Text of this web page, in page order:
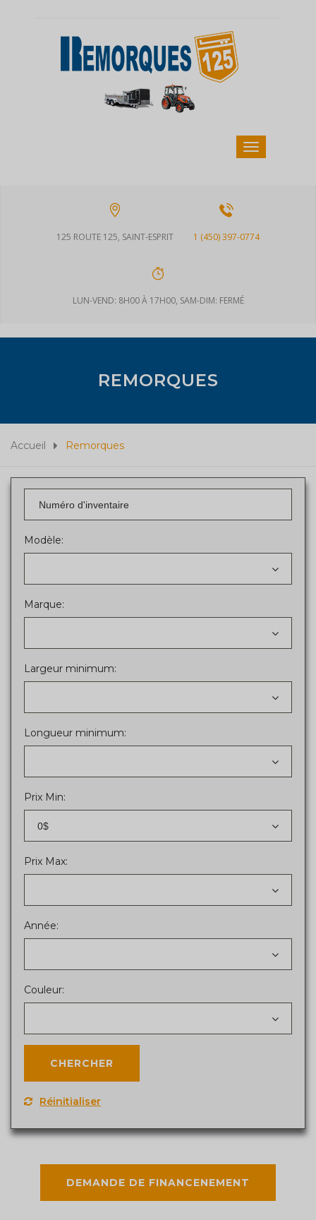
125 ROUTE 125, SAINT-ESPRIT 1 (450) 397-0774
LUN-VEND: 8H00 À 17H00, SAM-DIM: FERMÉ
REMORQUES
Accueil Remorques
Modèle:
Marque:
Largeur minimum:
Longueur minimum:
Prix Min:
0$
Prix Max:
Année:
Couleur:
Réinitialiser
DEMANDE DE FINANCENEMENT